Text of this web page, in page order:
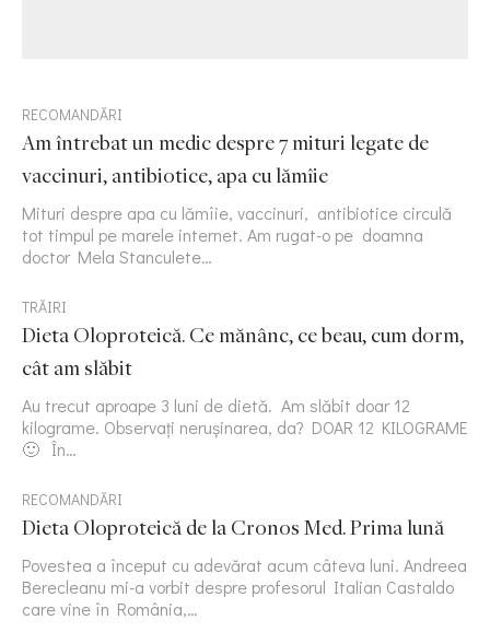
RECOMANDĂRI
Am întrebat un medic despre 7 mituri legate de
vaccinuri, antibiotice, apa cu lămîie
Mituri despre apa cu lămîie, vaccinuri, antibiotice circulă
tot timpul pe marele internet. Am rugat-o pe doamna
doctor Mela Stanculete…
TRĂIRI
Dieta Oloproteică. Ce mănânc, ce beau, cum dorm,
cât am slăbit
Au trecut aproape 3 luni de dietă. Am slăbit doar 12
kilograme. Observați nerușinarea, da? DOAR 12 KILOGRAME
🙂 În…
RECOMANDĂRI
Dieta Oloproteică de la Cronos Med. Prima lună
Povestea a început cu adevărat acum câteva luni. Andreea
Berecleanu mi-a vorbit despre profesorul Italian Castaldo
care vine în România,…